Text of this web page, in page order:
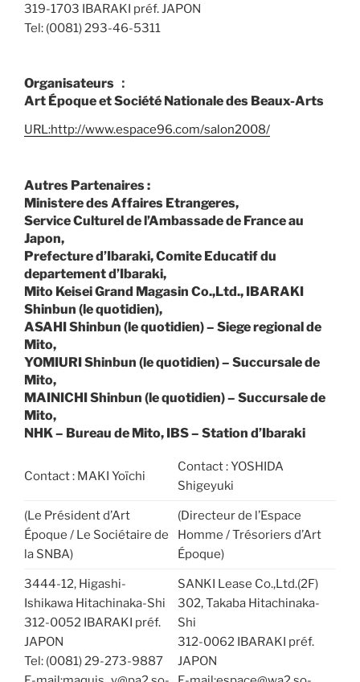
319-1703 IBARAKI préf. JAPON
Tel: (0081) 293-46-5311
Organisateurs ：
Art Époque et Société Nationale des Beaux-Arts
URL:http://www.espace96.com/salon2008/
Autres Partenaires :
Ministere des Affaires Etrangeres,
Service Culturel de l’Ambassade de France au
Japon,
Prefecture d’Ibaraki, Comite Educatif du
departement d’Ibaraki,
Mito Keisei Grand Magasin Co.,Ltd., IBARAKI
Shinbun (le quotidien),
ASAHI Shinbun (le quotidien) – Siege regional de
Mito,
YOMIURI Shinbun (le quotidien) – Succursale de
Mito,
MAINICHI Shinbun (le quotidien) – Succursale de
Mito,
NHK – Bureau de Mito, IBS – Station d’Ibaraki
Contact : MAKI Yoïchi
Contact : YOSHIDA
Shigeyuki
(Le Président d’Art
Époque / Le Sociétaire de
la SNBA)
(Directeur de l’Espace
Homme / Trésoriers d’Art
Époque)
3444-12, Higashi-
Ishikawa Hitachinaka-Shi
312-0052 IBARAKI préf.
JAPON
Tel: (0081) 29-273-9887
SANKI Lease Co.,Ltd.(2F)
302, Takaba Hitachinaka-
Shi
312-0062 IBARAKI préf.
JAPON